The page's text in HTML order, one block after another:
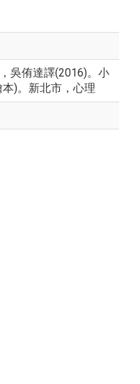
吳侑達譯(2016)。小
)。新北市，心理